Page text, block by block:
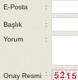
E-Posta :
Başlık
:
Yorum
:
Onay Resmi :